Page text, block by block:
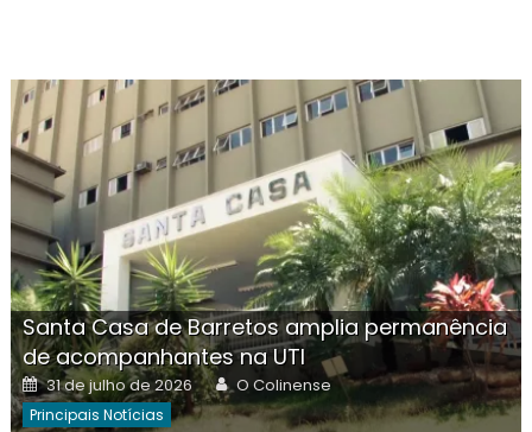
Santa Casa de Barretos amplia permanência
de acompanhantes na UTI
Posted
on
31 de julho de 2026 Author
O Colinense
Principais Notícias